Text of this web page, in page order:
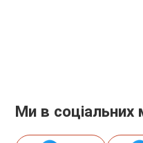
Ми в соціальних